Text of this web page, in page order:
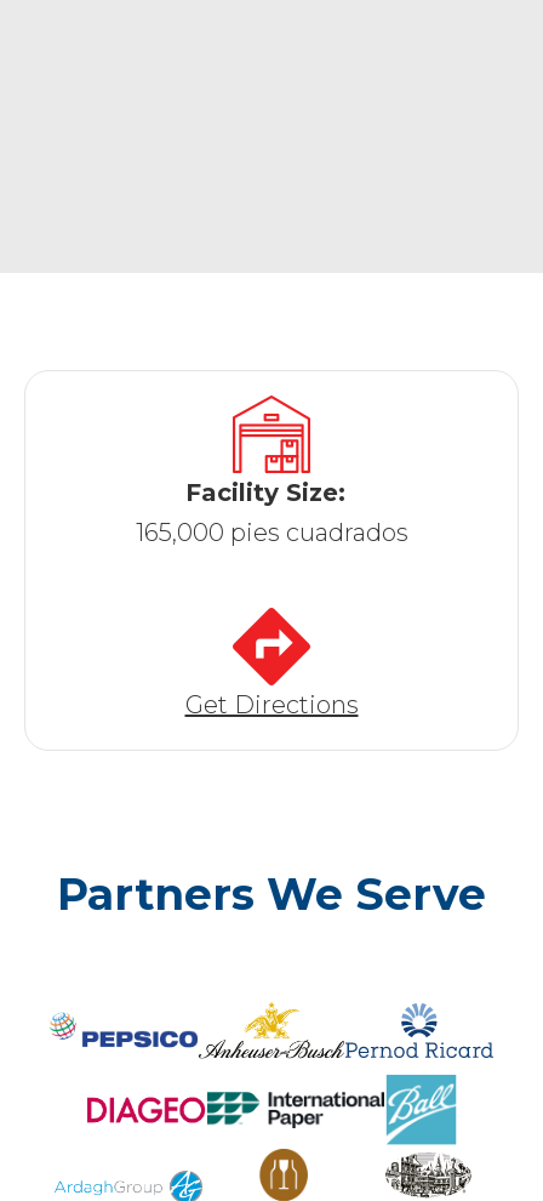
Facility Size:
165,000 pies cuadrados
Get Directions
Partners We Serve